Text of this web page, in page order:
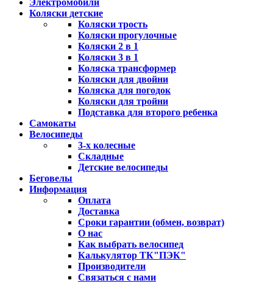
Коляски детские
Коляски трость
Коляски прогулочные
Коляски 2 в 1
Коляски 3 в 1
Коляска трансформер
Коляски для двойни
Коляска для погодок
Коляски для тройни
Подставка для второго ребенка
Самокаты
Велосипеды
3-х колесные
Складные
Детские велосипеды
Беговелы
Информация
Оплата
Доставка
Сроки гарантии (обмен, возврат)
О нас
Как выбрать велосипед
Калькулятор ТК"ПЭК"
Производители
Связаться с нами